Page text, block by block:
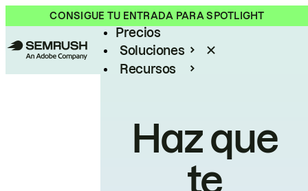
CONSIGUE TU ENTRADA PARA SPOTLIGHT
Producto
Precios
Soluciones
Recursos
Haz que
te